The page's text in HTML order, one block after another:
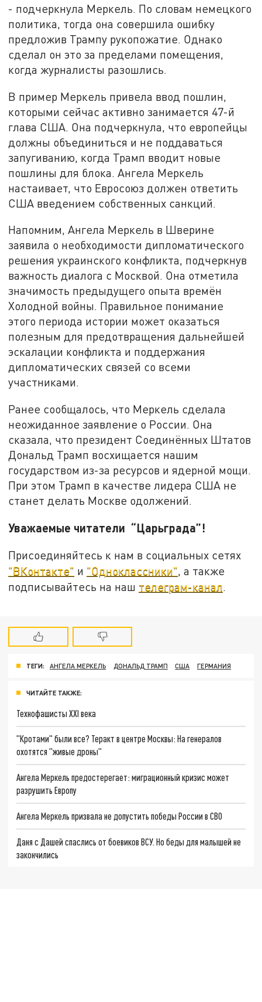
- подчеркнула Меркель. По словам немецкого
политика, тогда она совершила ошибку
предложив Трампу рукопожатие. Однако
сделал он это за пределами помещения,
когда журналисты разошлись.
В пример Меркель привела ввод пошлин,
которыми сейчас активно занимается 47-й
глава США. Она подчеркнула, что европейцы
должны объединиться и не поддаваться
запугиванию, когда Трамп вводит новые
пошлины для блока. Ангела Меркель
настаивает, что Евросоюз должен ответить
США введением собственных санкций.
Напомним, Ангела Меркель в Шверине
заявила о необходимости дипломатического
решения украинского конфликта, подчеркнув
важность диалога с Москвой. Она отметила
значимость предыдущего опыта времён
Холодной войны. Правильное понимание
этого периода истории может оказаться
полезным для предотвращения дальнейшей
эскалации конфликта и поддержания
дипломатических связей со всеми
участниками.
Ранее сообщалось, что Меркель сделала
неожиданное заявление о России. Она
сказала, что президент Соединённых Штатов
Дональд Трамп восхищается нашим
государством из-за ресурсов и ядерной мощи.
При этом Трамп в качестве лидера США не
станет делать Москве одолжений.
Уважаемые читатели “Царьграда”!
Присоединяйтесь к нам в социальных сетях
"ВКонтакте" и "Одноклассники", а также
подписывайтесь на наш телеграм-канал.
ТЕГИ: АНГЕЛА МЕРКЕЛЬ ДОНАЛЬД ТРАМП США ГЕРМАНИЯ
ЧИТАЙТЕ ТАКЖЕ:
Технофашисты XXI века
"Кротами" были все? Теракт в центре Москвы: На генералов
охотятся "живые дроны"
Ангела Меркель предостерегает: миграционный кризис может
разрушить Европу
Ангела Меркель призвала не допустить победы России в СВО
Даня с Дашей спаслись от боевиков ВСУ. Но беды для малышей не
закончились